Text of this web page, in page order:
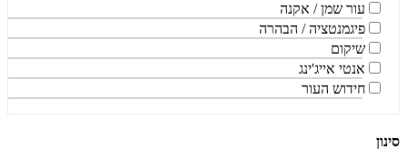
עור שמן / אקנה
פיגמנטציה / הבהרה
שיקום
אנטי אייג'ינג
חידוש העור
סינון